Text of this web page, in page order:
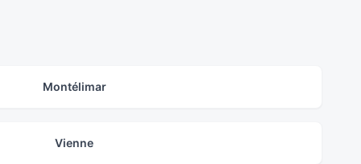
Montélimar
Vienne